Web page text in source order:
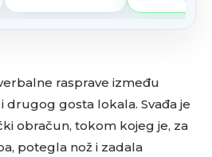
rasprave između
drugog gosta lokala. Svađa je
obračun, tokom kojeg je, za
potegla nož i zadala